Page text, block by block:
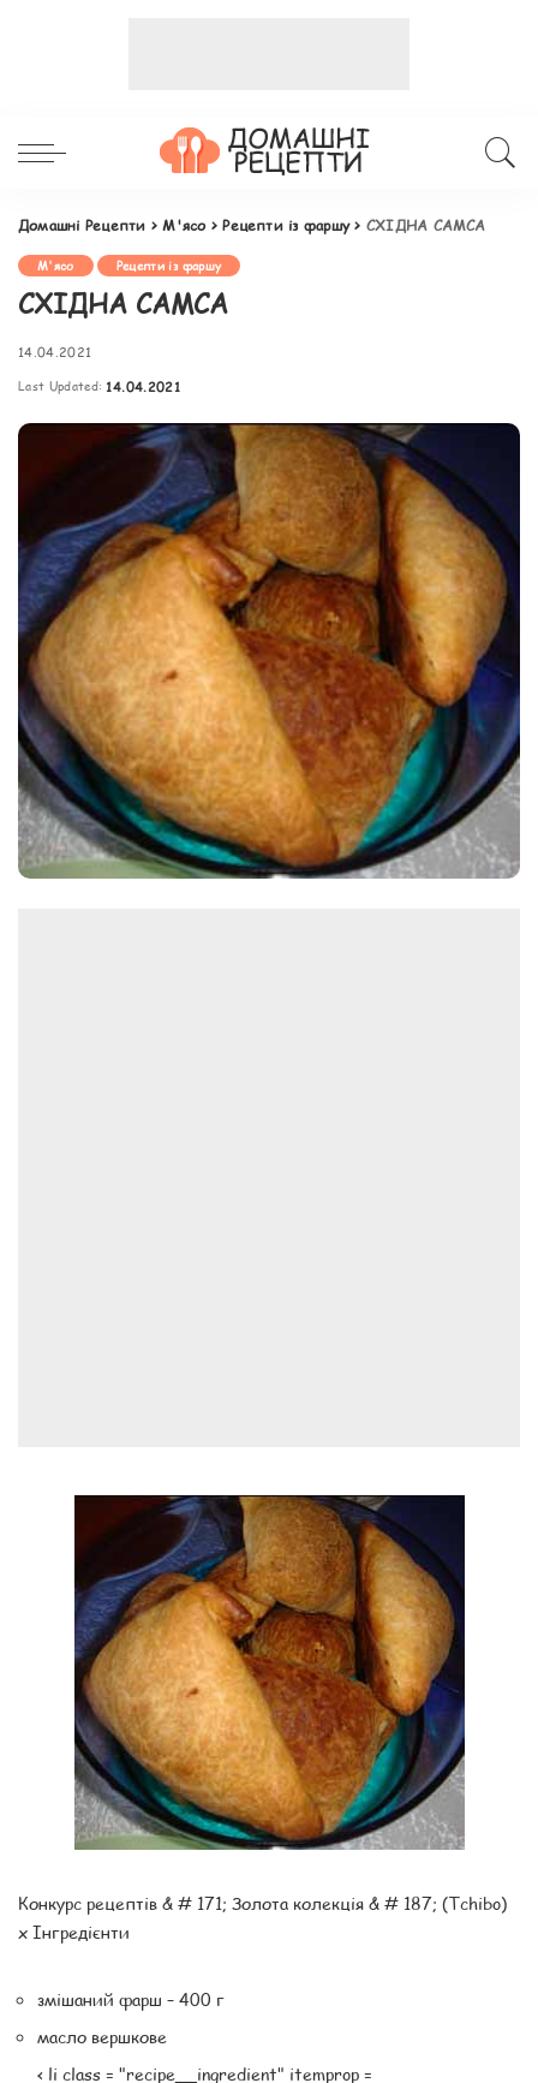
Домашні Рецепти >М'ясо>Рецепти із фаршу> СХІДНА САМСА
М'ясо Рецепти із фаршу
СХІДНА САМСА
14.04.2021
Last Updated: 14.04.2021
Конкурс рецептів & # 171; Золота колекція & # 187; (Tchibo)
x Інгредієнти
змішаний фарш – 400 г
масло вершкове
< li class = "recipe__ingredient" itemprop =